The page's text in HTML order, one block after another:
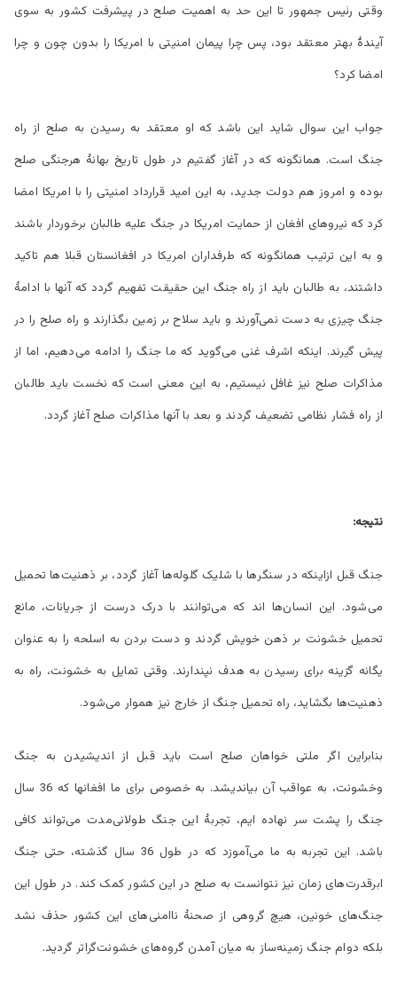
وقتی رئیس جمهور تا این حد به اهمیت صلح در پیشرفت کشور به سوی
آیندۀ بهتر معتقد بود، پس چرا پیمان امنیتی با امریکا را بدون چون و چرا
امضا کرد؟
جواب این سوال شاید این باشد که او معتقد به رسیدن به صلح از راه
جنگ است. همانگونه که در آغاز گفتیم در طول تاریخ بهانۀ هرجنگی صلح
بوده و امروز هم دولت جدید، به این امید قرارداد امنیتی را با امریکا امضا
کرد که نیروهای افغان از حمایت امریکا در جنگ علیه طالبان برخوردار باشند
و به این ترتیب همانگونه که طرفداران امریکا در افغانستان قبلا هم تاکید
داشتند، به طالبان باید از راه جنگ این حقیقت تفهیم گردد که آنها با ادامۀ
جنگ چیزی به دست نمی‌آورند و باید سلاح بر زمین بگذارند و راه صلح را در
پیش گیرند. اینکه اشرف غنی می‌گوید که ما جنگ را ادامه می‌دهیم، اما از
مذاکرات صلح نیز غافل نیستیم، به این معنی است که نخست باید طالبان
از راه فشار نظامی تضعیف گردند و بعد با آنها مذاکرات صلح آغاز گردد.
نتیجه:
جنگ قبل ازاینکه در سنگر‌ها با شلیک گلوله‌ها آغاز گردد، بر ذهنیت‌ها تحمیل
می‌شود. این انسان‌ها اند که می‌توانند با درک درست از جریانات، مانع
تحمیل خشونت بر ذهن خویش گردند و دست بردن به اسلحه را به عنوان
یگانه گزینه برای رسیدن به هدف نپندارند. وقتی تمایل به خشونت، راه به
ذهنیت‌ها بگشاید، راه تحمیل جنگ از خارج نیز هموار می‌شود.
بنابراین اگر ملتی خواهان صلح است باید قبل از اندیشیدن به جنگ
وخشونت، به عواقب آن بیاندیشد. به خصوص برای ما افغانها که 36 سال
جنگ را پشت سر نهاده ایم، تجربۀ این جنگ طولانی‌مدت می‌تواند کافی
باشد. این تجربه به ما می‌آموزد که در طول 36 سال گذشته، حتی جنگ
ابرقدرت‌های زمان نیز نتوانست به صلح در این کشور کمک کند. در طول این
جنگ‌های خونین، هیچ گروهی از صحنۀ ناامنی‌های این کشور حذف نشد
بلکه دوام جنگ زمینه‌ساز به میان آمدن گروه‌های خشونت‌گراتر گردید.